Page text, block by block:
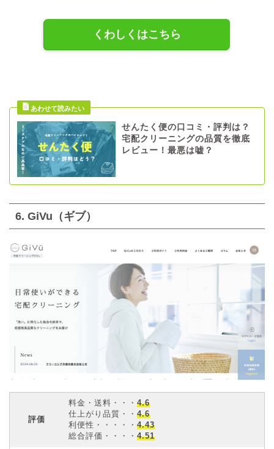
くわしくはこちら
せんたく便の口コミ・評判は？
宅配クリーニングの品質を徹底
レビュー！最悪は嘘？
6. GiVu（ギブ）
評価
料金・送料・・・ 4.6
仕上がり品質・・ 4.6
利便性・・・・・ 4.43
総合評価・・・・ 4.51